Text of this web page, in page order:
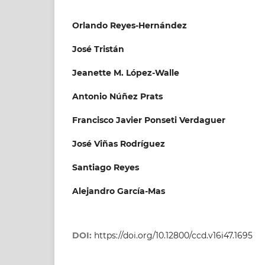
Orlando Reyes-Hernández
José Tristán
Jeanette M. López-Walle
Antonio Núñez Prats
Francisco Javier Ponseti Verdaguer
José Viñas Rodríguez
Santiago Reyes
Alejandro García-Mas
DOI: https://doi.org/10.12800/ccd.v16i47.1695